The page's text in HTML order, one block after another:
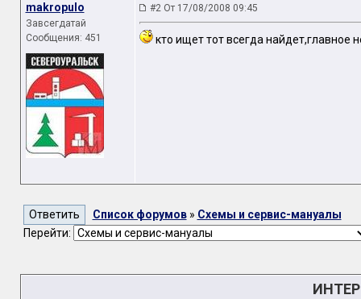
makropulo
Завсегдатай
Сообщения: 451
#2 От 17/08/2008 09:45
кто ищет тот всегда найдет,главное
Список форумов» Схемы и сервис-мануалы
Перейти: